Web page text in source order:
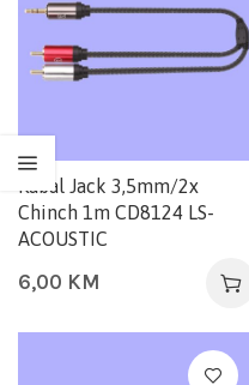
Kabal Jack 3,5mm/2x
Chinch 1m CD8124 LS-
ACOUSTIC
6,00 KM